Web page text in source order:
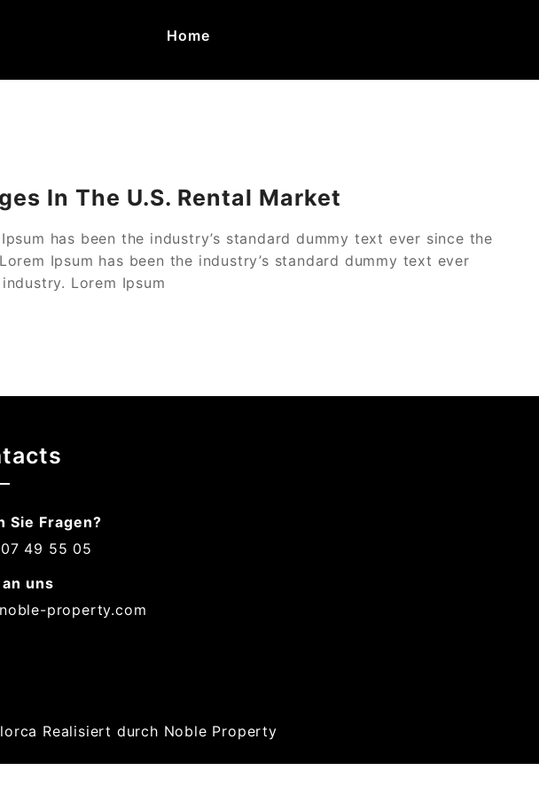
Home
In The U.S. Rental Market
has been the industry’s standard dummy text ever since the
Ipsum has been the industry’s standard dummy text ever
Lorem Ipsum
Sie Fragen?
49 55 05
uns
property.com
Realisiert durch Noble Property